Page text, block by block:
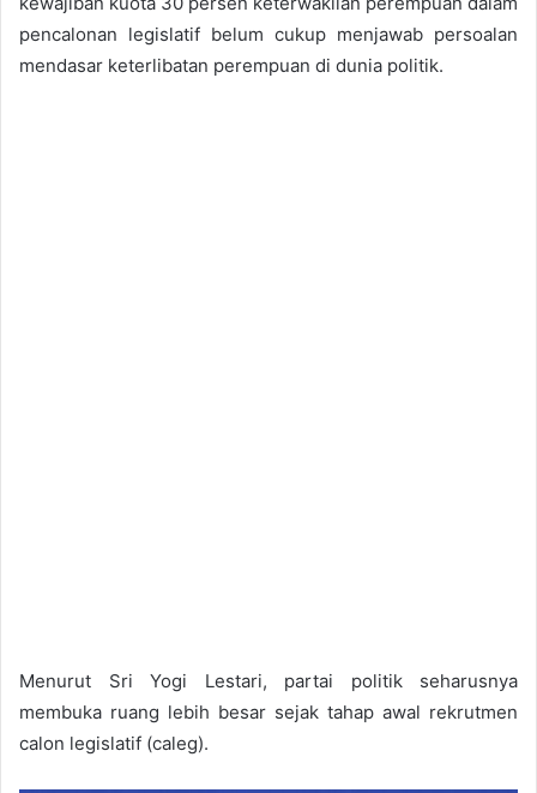
pencalonan legislatif belum cukup menjawab persoalan
mendasar keterlibatan perempuan di dunia politik.
Menurut Sri Yogi Lestari, partai politik seharusnya
membuka ruang lebih besar sejak tahap awal rekrutmen
calon legislatif (caleg).